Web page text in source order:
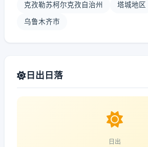
克孜勒苏柯尔克孜自治州 塔城地区
乌鲁木齐市
日出日落
日出